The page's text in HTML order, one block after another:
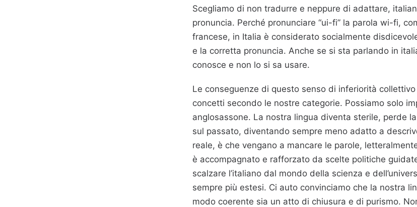
Scegliamo di non tradurre e neppure di adattare,
pronuncia. Perché pronunciare “ui-fi” la parola wi-fi,
francese, in Italia è considerato socialmente
e la corretta pronuncia. Anche se si sta parlando in
conosce e non lo si sa usare.
Le conseguenze di questo senso di inferiorità
concetti secondo le nostre categorie. Possiamo solo
anglosassone. La nostra lingua diventa sterile, perde
sul passato, diventando sempre meno adatto a
reale, è che vengano a mancare le parole,
è accompagnato e rafforzato da scelte politiche
scalzare l’italiano dal mondo della scienza e
sempre più estesi. Ci auto convinciamo che la nostra
modo coerente sia un atto di chiusura e di purismo.